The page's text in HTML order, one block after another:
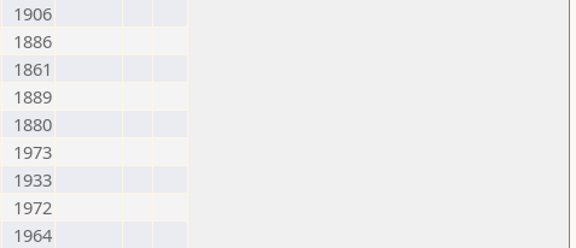
1906
1886
1861
1889
1880
1973
1933
1972
1964